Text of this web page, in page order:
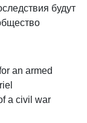
будут
an armed
a civil war